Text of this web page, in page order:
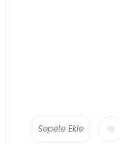
Sepete Ekle